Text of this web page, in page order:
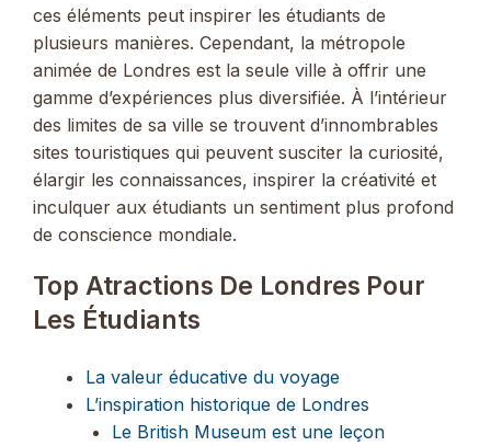
ces éléments peut inspirer les étudiants de
plusieurs manières. Cependant, la métropole
animée de Londres est la seule ville à offrir une
gamme d’expériences plus diversifiée. À l’intérieur
des limites de sa ville se trouvent d’innombrables
sites touristiques qui peuvent susciter la curiosité,
élargir les connaissances, inspirer la créativité et
inculquer aux étudiants un sentiment plus profond
de conscience mondiale.
Top Atractions De Londres Pour
Les Étudiants
La valeur éducative du voyage
L’inspiration historique de Londres
Le British Museum est une leçon